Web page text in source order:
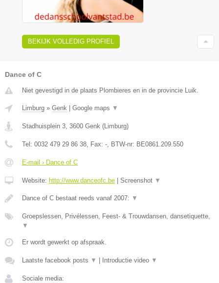
BEKIJK VOLLEDIG PROFIEL
Dance of C
Niet gevestigd in de plaats Plombieres en in de provincie Luik.
Limburg » Genk | Google maps ▼
Stadhuisplein 3 3600 Genk (Limburg)
Tel: 0032 479 29 86 38 , Fax: - , BTW-nr: BE0861.209.550
E-mail › Dance of C
Website: http://www.danceofc.be | Screenshot ▼
Dance of C bestaat reeds vanaf 2007: ▼
Groepslessen, Privélessen, Feest- & Trouwdansen, dansetiquette,
▼
Er wordt gewerkt op afspraak.
Laatste facebook posts ▼ | Introductie video ▼
Sociale media: